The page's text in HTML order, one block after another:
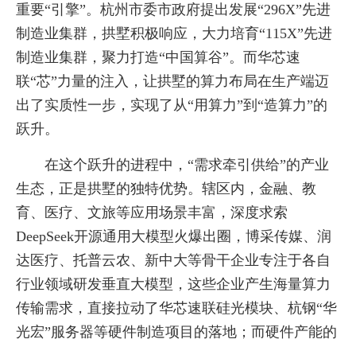
重要“引擎”。杭州市委市政府提出发展“296X”先进
制造业集群，拱墅积极响应，大力培育“115X”先进
制造业集群，聚力打造“中国算谷”。而华芯速
联“芯”力量的注入，让拱墅的算力布局在生产端迈
出了实质性一步，实现了从“用算力”到“造算力”的
跃升。
在这个跃升的进程中，“需求牵引供给”的产业
生态，正是拱墅的独特优势。辖区内，金融、教
育、医疗、文旅等应用场景丰富，深度求索
DeepSeek开源通用大模型火爆出圈，博采传媒、润
达医疗、托普云农、新中大等骨干企业专注于各自
行业领域研发垂直大模型，这些企业产生海量算力
传输需求，直接拉动了华芯速联硅光模块、杭钢“华
光宏”服务器等硬件制造项目的落地；而硬件产能的